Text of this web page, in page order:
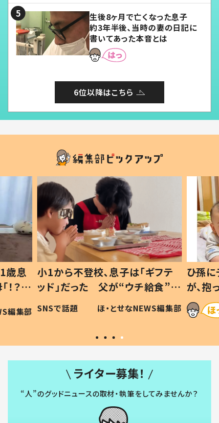
生後8ヶ月で亡くなった息子
約3年半後、当時の妻の日記に
書いてあった本音とは
6位以降はこちら
ら不登校、息子は「ギフテ
」だった 父が“ウチ給食”を
続ける理由とは #令和の親
の子
話題 ほ・とせなNEWS編集部
ひ孫にデレデレな
が、抱っこすると
「涙が出ました」
い」
ほ・
ライター募集！
“人”のグッドニュースの取材・執筆をしてみませんか？